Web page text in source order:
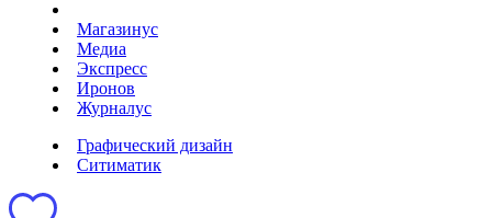
Магазинус
Медиа
Экспресс
Иронов
Журналус
Графический дизайн
Ситиматик